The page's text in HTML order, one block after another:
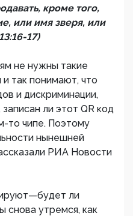
кроме того,
или имя зверя, или
17)
не нужны такие
так понимают, что
и дискриминации,
ли этот QR код
то чипе. Поэтому
нынешней
РИА Новости
ли
снова утремся, как